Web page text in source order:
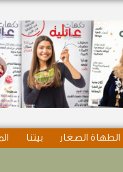
الطهاة الصغار بيتنا